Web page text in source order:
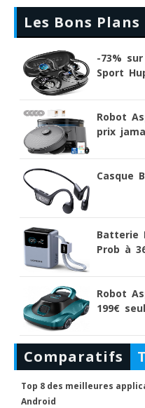
Les Bons Plans
-73%
Sport
Robot
prix
Casque
Batterie
Prob à
Robot
199€
Comparatifs
Top 8 des meilleures
Android